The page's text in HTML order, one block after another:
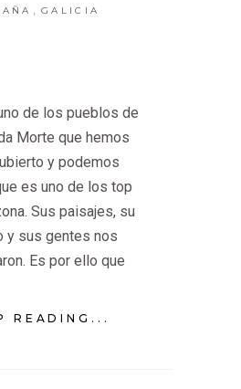
, GALICIA
de los pueblos de
Morte que hemos
y podemos
es uno de los top
Sus paisajes, su
y sus gentes nos
Es por ello que
READING...